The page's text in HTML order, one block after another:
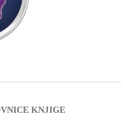
KNJIGE